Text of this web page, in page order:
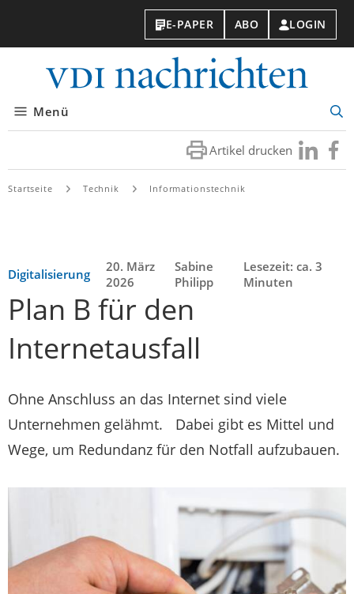
E-PAPER ABO LOGIN
Menü
Artikel drucken Besuchen
Sie
Sie
Startseite Technik Informationstechnik
Digitalisierung
20. März
2026
Sabine
Philipp
Lesezeit: ca. 3
Minuten
Plan B für den
Internetausfall
Ohne Anschluss an das Internet sind viele
Unternehmen gelähmt. Dabei gibt es Mittel und
Wege, um Redundanz für den Notfall aufzubauen.